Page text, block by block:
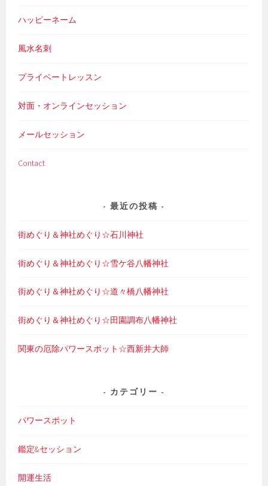
ハッピーネーム
風水名刺
プライベートレッスン
対面・オンラインセッション
メールセッション
Contact
最近の投稿
街めぐり＆神社めぐり☆石川神社
街めぐり＆神社めぐり☆雪ケ谷八幡神社
街めぐり＆神社めぐり☆道々橋八幡神社
街めぐり＆神社めぐり☆田園調布八幡神社
関東の厄除パワースポット☆西新井大師
カテゴリー
パワースポット
鑑定&セッション
開運生活